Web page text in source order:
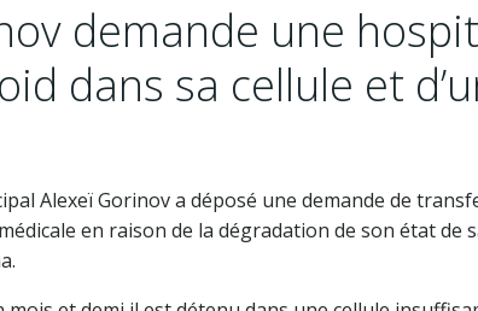
demande une
dans sa cellule et
Alexeï Gorinov a déposé une demande de
en raison de la dégradation de son état de